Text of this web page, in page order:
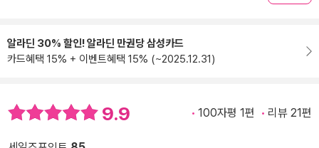
알라딘 30% 할인! 알라딘 만권당 삼성카드
카드혜택 15% + 이벤트혜택 15% (~2025.12.31)
9.9 100자평 1편 리뷰 21편